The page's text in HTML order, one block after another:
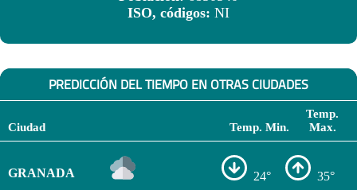
ISO, códigos: NI
PREDICCIÓN DEL TIEMPO EN OTRAS CIUDADES
Ciudad Temp. Min.
Temp.
Max.
GRANADA 24° 35°